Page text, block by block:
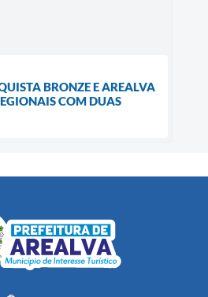
BRONZE E AREALVA
COM DUAS